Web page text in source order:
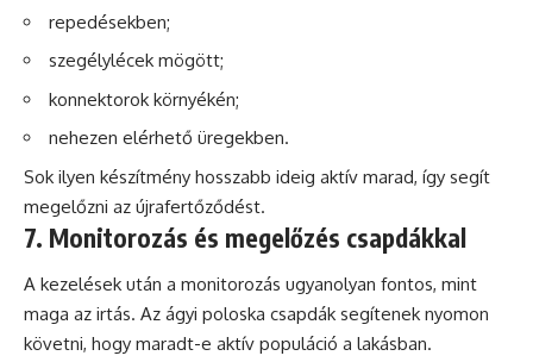
repedésekben;
szegélylécek mögött;
konnektorok környékén;
nehezen elérhető üregekben.
Sok ilyen készítmény hosszabb ideig aktív marad, így segít
megelőzni az újrafertőződést.
7. Monitorozás és megelőzés csapdákkal
A kezelések után a monitorozás ugyanolyan fontos, mint
maga az irtás. Az ágyi poloska csapdák segítenek nyomon
követni, hogy maradt-e aktív populáció a lakásban.